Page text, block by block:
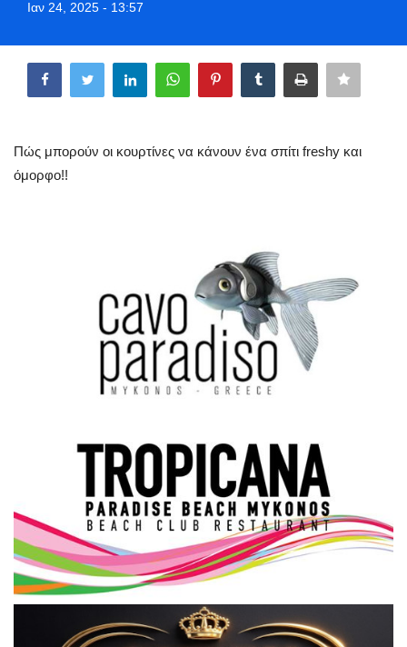
Sustainability
In Pictures
Aegean Islands
Opinion + Analysis
L’Art des Sens
About
Elections 2023
Γλώσσα
Ελληνικά English
Ιαν 24, 2025 - 13:57
Πώς μπορούν οι κουρτίνες να κάνουν ένα σπίτι freshy και
όμορφο!!